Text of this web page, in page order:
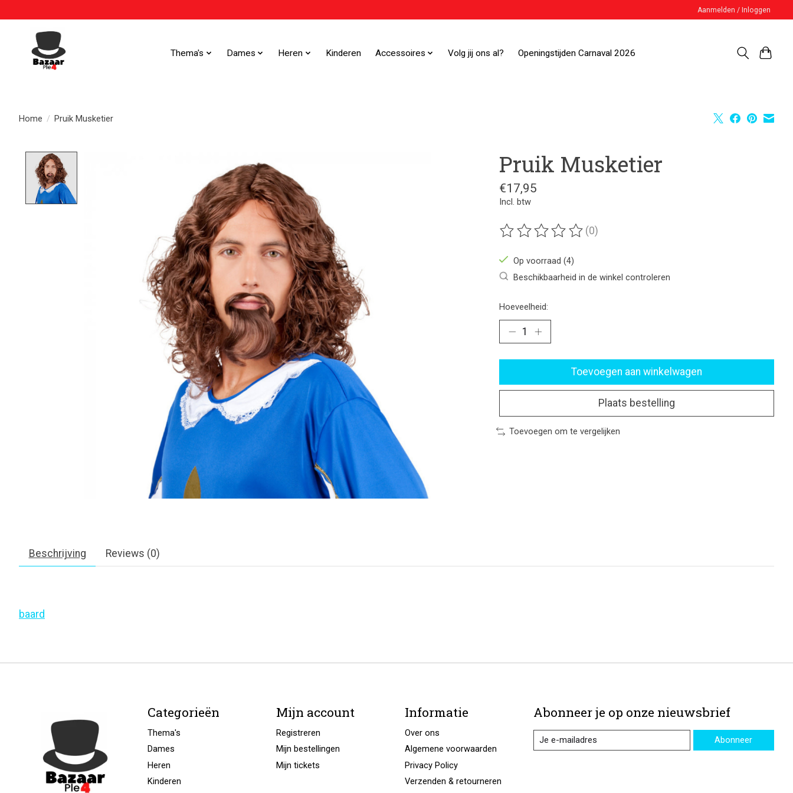
Aanmelden / Inloggen
Thema's Dames Heren Kinderen Accessoires Volg jij ons al? Openingstijden Carnaval 2026
Home / Pruik Musketier
Pruik Musketier
€17,95
Incl. btw
De beoordeling van dit product is
(0)
Op voorraad (4)
Beschikbaarheid in de winkel controleren
Hoeveelheid:
Toevoegen aan winkelwagen
Plaats bestelling
Toevoegen om te vergelijken
Beschrijving Reviews (0)
baard
Categorieën
Thema's
Dames
Heren
Kinderen
Mijn account
Registreren
Mijn bestellingen
Mijn tickets
Informatie
Over ons
Algemene voorwaarden
Privacy Policy
Verzenden & retourneren
Abonneer je op onze nieuwsbrief
Abonneer